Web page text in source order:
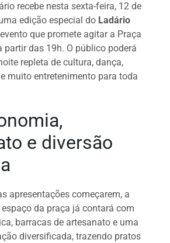
s
s
e
n
p
y
Li
n
recebe nesta sexta-feira, 12 de
edição especial do Ladário
que promete agitar a Praça
partir das 19h. O público poderá
repleta de cultura, dança,
muito entretenimento para toda
e diversão
apresentações começarem, a
da praça já contará com
barracas de artesanato e uma
diversificada, trazendo pratos